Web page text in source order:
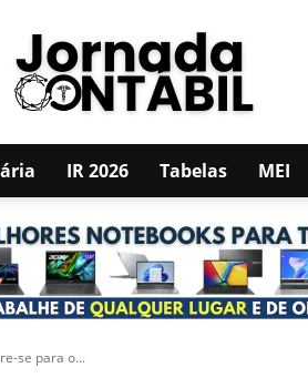
JORNADA
IR 2026 Tabelas MEI
se para o...
and that's it.